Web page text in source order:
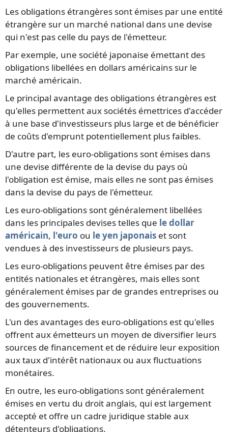
Les obligations étrangères sont émises par une entité
étrangère sur un marché national dans une devise
qui n'est pas celle du pays de l'émetteur.
Par exemple, une société japonaise émettant des
obligations libellées en dollars américains sur le
marché américain.
Le principal avantage des obligations étrangères est
qu'elles permettent aux sociétés émettrices d'accéder
à une base d'investisseurs plus large et de bénéficier
de coûts d'emprunt potentiellement plus faibles.
D'autre part, les euro-obligations sont émises dans
une devise différente de la devise du pays où
l'obligation est émise, mais elles ne sont pas émises
dans la devise du pays de l'émetteur.
Les euro-obligations sont généralement libellées
dans les principales devises telles que le dollar
américain, l'euro ou le yen japonais et sont
vendues à des investisseurs de plusieurs pays.
Les euro-obligations peuvent être émises par des
entités nationales et étrangères, mais elles sont
généralement émises par de grandes entreprises ou
des gouvernements.
L'un des avantages des euro-obligations est qu'elles
offrent aux émetteurs un moyen de diversifier leurs
sources de financement et de réduire leur exposition
aux taux d'intérêt nationaux ou aux fluctuations
monétaires.
En outre, les euro-obligations sont généralement
émises en vertu du droit anglais, qui est largement
accepté et offre un cadre juridique stable aux
détenteurs d'obligations.